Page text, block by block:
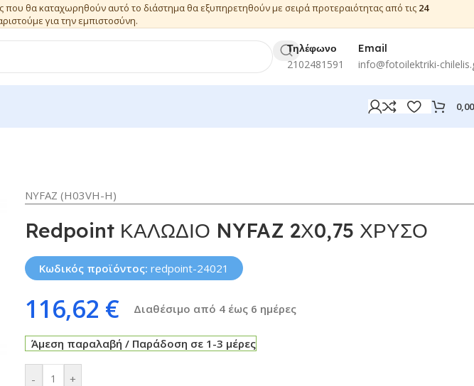
που θα καταχωρηθούν αυτό το διάστημα θα εξυπηρετηθούν με σειρά προτεραιότητας από τις 24
για την εμπιστοσύνη.
Τηλέφωνο
2102481591
Email
info@fotoilektriki-
NYFAZ (H03VH-H)
Redpoint ΚΑΛΩΔΙΟ NYFAZ 2Χ0,75 ΧΡΥΣΟ
Κωδικός προϊόντος: redpoint-24021
116,62 € Διαθέσιμο από 4 έως 6 ημέρες
Άμεση παραλαβή / Παράδοση σε 1-3 μέρες
- +